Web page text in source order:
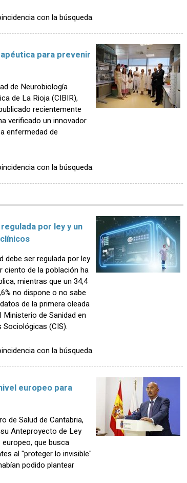
con la búsqueda.
para prevenir
de Neurobiología
de La Rioja (CIBIR),
recientemente
verificado un innovador
enfermedad de
con la búsqueda.
por ley y un
debe ser regulada por ley
ciento de la población ha
mientras que un 34,4
no dispone o no sabe
de la primera oleada
de Sanidad en
(CIS).
con la búsqueda.
europeo para
de Salud de Cantabria,
Anteproyecto de Ley
que busca
al "proteger lo invisible"
podido plantear